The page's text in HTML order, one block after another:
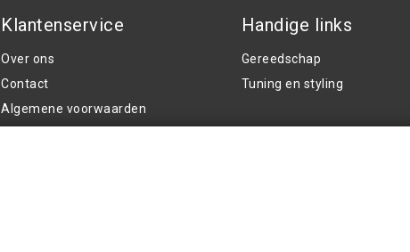
Klantenservice
Over ons
Contact
Algemene voorwaarden
Handige links
Gereedschap
Tuning en styling